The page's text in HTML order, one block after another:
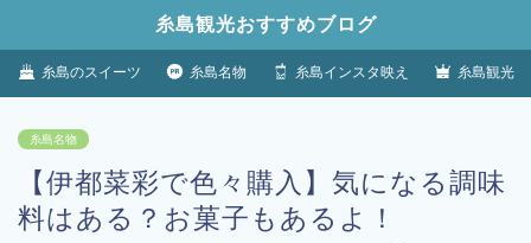
糸島観光おすすめブログ
糸島のスイーツ 糸島名物 糸島インスタ映え 糸島観光
糸島名物
【伊都菜彩で色々購入】気になる調味
料はある？お菓子もあるよ！